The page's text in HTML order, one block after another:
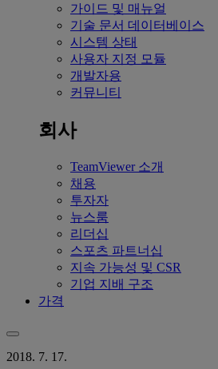
가이드 및 매뉴얼
기술 문서 데이터베이스
시스템 상태
사용자 지정 모듈
개발자용
커뮤니티
회사
TeamViewer 소개
채용
투자자
뉴스룸
리더십
스포츠 파트너십
지속 가능성 및 CSR
기업 지배 구조
가격
2018. 7. 17.